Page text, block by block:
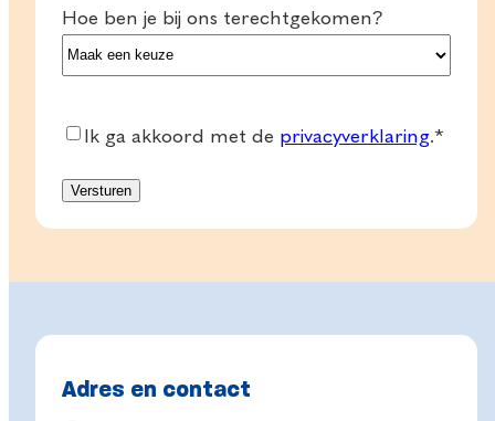
Hoe ben je bij ons terechtgekomen?
Consent*
Ik ga akkoord met de privacyverklaring.*
Adres en contact